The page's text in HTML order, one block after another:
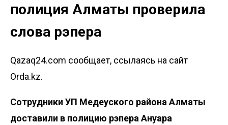
полиция Алматы проверила
слова рэпера
Qazaq24.com сообщает, ссылаясь на сайт
Orda.kz.
Сотрудники УП Медеуского района Алматы
доставили в полицию рэпера Ануара